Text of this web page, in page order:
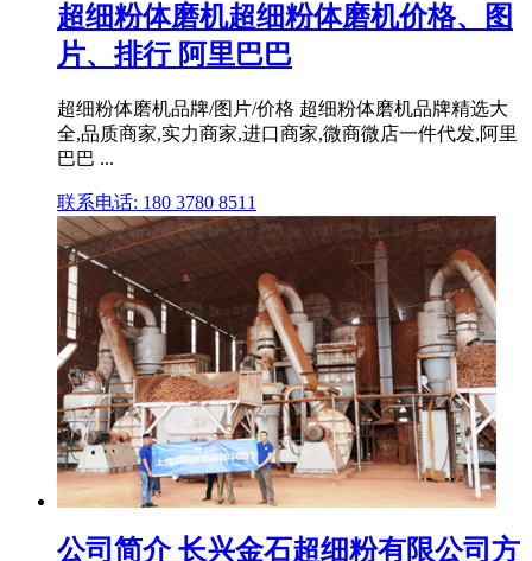
超细粉体磨机超细粉体磨机价格、图
片、排行 阿里巴巴
超细粉体磨机品牌/图片/价格 超细粉体磨机品牌精选大
全,品质商家,实力商家,进口商家,微商微店一件代发,阿里
巴巴 ...
联系电话: 180 3780 8511
公司简介 长兴金石超细粉有限公司方